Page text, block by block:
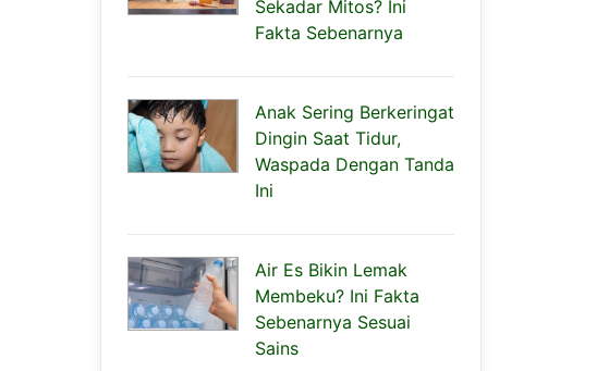
Sekadar Mitos? Ini
Fakta Sebenarnya
Anak Sering Berkeringat
Dingin Saat Tidur,
Waspada Dengan Tanda
Ini
Air Es Bikin Lemak
Membeku? Ini Fakta
Sebenarnya Sesuai
Sains